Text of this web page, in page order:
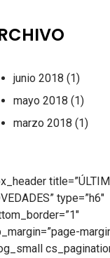
junio 2018 (1)
mayo 2018 (1)
marzo 2018 (1)
type=”h6″